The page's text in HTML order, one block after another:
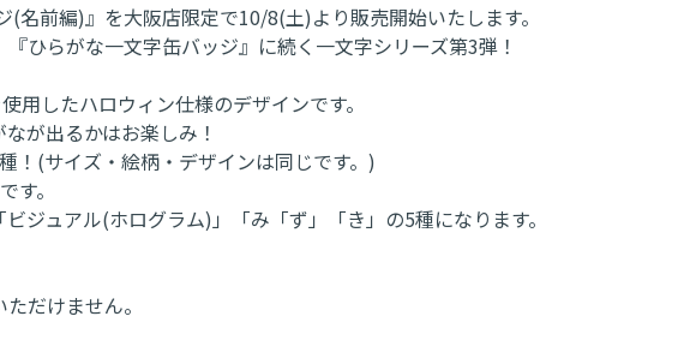
(名前編)』を大阪店限定で10/8(土)より販売開始いたします。
ひらがな一文字缶バッジ』に続く一文字シリーズ第3弾！
したハロウィン仕様のデザインです。
が出るかはお楽しみ！
！(サイズ・絵柄・デザインは同じです。)
す。
ジュアル(ホログラム)」「み「ず」「き」の5種になります。
だけません。